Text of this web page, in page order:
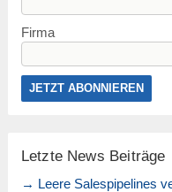
Firma
Letzte News Beiträge
→ Leere Salespipelines